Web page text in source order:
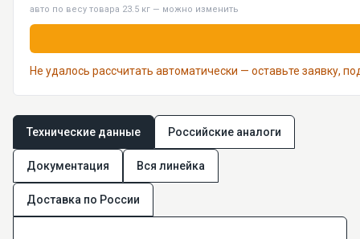
авто по весу товара 23.5 кг — можно изменить
Не удалось рассчитать автоматически — оставьте заявку,
Технические данные Российские аналоги
Документация Вся линейка
Доставка по России